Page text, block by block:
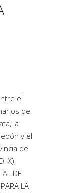
el
del
la
y el
de
IX),
DE
LA